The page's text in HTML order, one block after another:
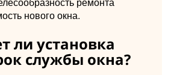
нового окна.
ли установка
службы окна?